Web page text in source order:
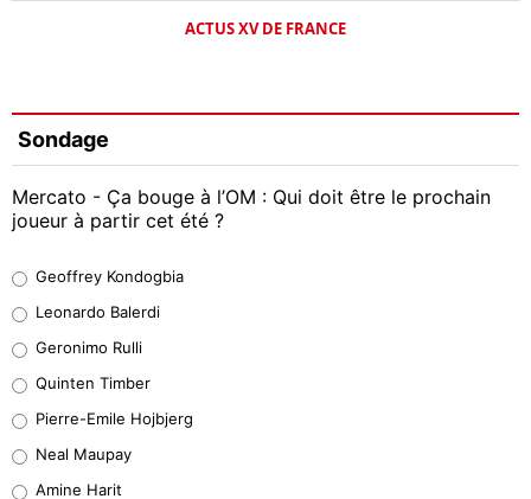
ACTUS XV DE FRANCE
Sondage
Mercato - Ça bouge à l’OM : Qui doit être le prochain
joueur à partir cet été ?
38%
32%
5%
Geoffrey Kondogbia
Leonardo Balerdi
Geronimo Rulli
Quinten Timber
Pierre-Emile Hojbjerg
Neal Maupay
Amine Harit